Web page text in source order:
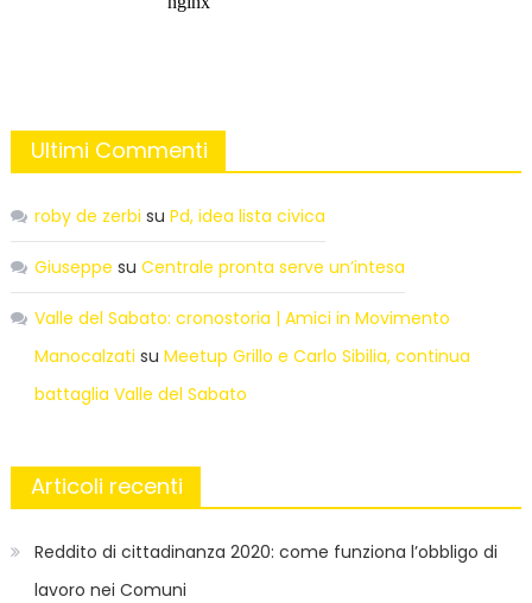
Ultimi Commenti
roby de zerbi su Pd, idea lista civica
Giuseppe su Centrale pronta serve un’intesa
Valle del Sabato: cronostoria | Amici in Movimento
Manocalzati su Meetup Grillo e Carlo Sibilia, continua
battaglia Valle del Sabato
Articoli recenti
Reddito di cittadinanza 2020: come funziona l’obbligo di
lavoro nei Comuni